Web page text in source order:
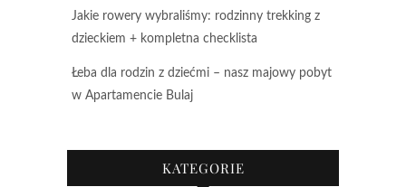
Jakie rowery wybraliśmy: rodzinny trekking z
dzieckiem + kompletna checklista
Łeba dla rodzin z dziećmi – nasz majowy pobyt
w Apartamencie Bulaj
KATEGORIE